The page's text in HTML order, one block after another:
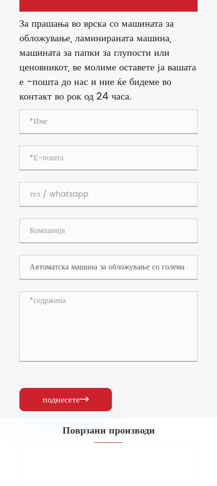
За прашања во врска со машината за
обложување, ламинираната машина,
машината за папки за глупости или
ценовникот, ве молиме оставете ја вашата
е -пошта до нас и ние ќе бидеме во
контакт во рок од 24 часа.
поднесете
Поврзани производи